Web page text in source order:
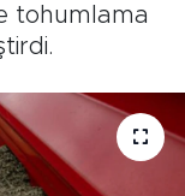
tohumlama